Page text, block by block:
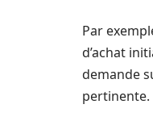
Par
d’achat
demande
pertinente.